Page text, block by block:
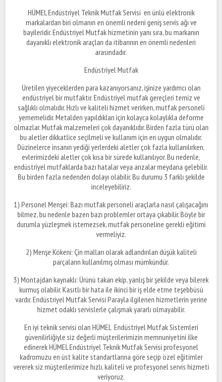
HÜMEL Endüstriyel Teknik Mutfak Servisi en ünlü elektronik
markalardan biri olmanın en önemli nedeni geniş servis ağı ve
bayileridir. Endüstriyel Mutfak hizmetinin yanı sıra, bu markanın
dayanıklı elektronik araçları da itibarının en önemli nedenleri
arasındadır.
Endüstriyel Mutfak
Üretilen yiyeceklerden para kazanıyorsanız, işinize yardımcı olan
endüstriyel bir mutfaktır. Endüstriyel mutfak gereçleri temiz ve
sağlıklı olmalıdır. Hızlı ve kaliteli hizmet verirken, mutfak personeli
yememelidir. Metalden yapıldıkları için kolayca kolaylıkla deforme
olmazlar. Mutfak malzemeleri çok dayanıklıdır. Birden fazla türü olan
bu aletler dikkatlice seçilmeli ve kullanım için en uygun olmalıdır.
Düzinelerce insanın yediği yerlerdeki aletler çok fazla kullanılırken,
evlerimizdeki aletler çok kısa bir sürede kullanılıyor. Bu nedenle,
endüstriyel mutfaklarda bazı hatalar veya arızalar meydana gelebilir.
Bu birden fazla nedenden dolayı olabilir. Bu durumu 3 farklı şekilde
inceleyebiliriz.
1) Personel Menşei: Bazı mutfak personeli araçlarla nasıl çalışacağını
bilmez, bu nedenle bazen bazı problemler ortaya çıkabilir. Böyle bir
durumla yüzleşmek istemezsek, mutfak personeline gerekli eğitimi
vermeliyiz.
2) Menşe Kökeni: Çin malları olarak adlandırılan düşük kaliteli
parçaların kullanılmış olması mümkündür.
3) Montajdan kaynaklı: Ürünü takan ekip, yanlış bir şekilde veya bilerek
kurmuş olabilir. Kasıtlı bir hata ile ikinci bir iş elde etme teşebbüsü
vardır. Endüstriyel Mutfak Servisi Parayla ilgilenen hizmetlerin yerine
hizmet odaklı servislerle çalışmak yararlı olmayabilir.
En iyi teknik servisi olan HÜMEL Endüstriyel Mutfak Sistemleri
güvenilirliğiyle siz değerli müşterilerimizin memnuniyetini ilke
edinerek HÜMEL Endüstriyel Teknik Mutfak Servisi profesyonel
kadromuzu en üst kalite standartlarına göre seçip özel eğitimler
vererek siz müşterilerimize hızlı, kaliteli ve profesyonel servis hizmeti
veriyoruz.